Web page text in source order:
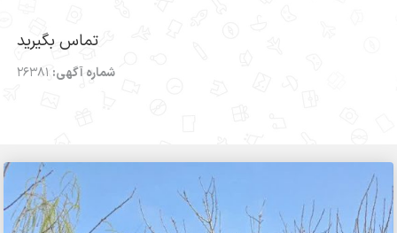
تماس بگیرید
شماره آگهی: 26381